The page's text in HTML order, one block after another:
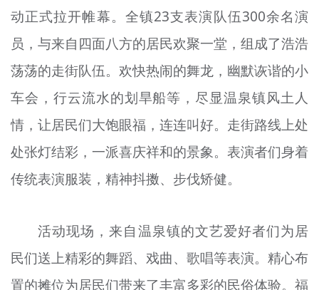
动正式拉开帷幕。全镇23支表演队伍300余名演
员，与来自四面八方的居民欢聚一堂，组成了浩浩
荡荡的走街队伍。欢快热闹的舞龙，幽默诙谐的小
车会，行云流水的划旱船等，尽显温泉镇风土人
情，让居民们大饱眼福，连连叫好。走街路线上处
处张灯结彩，一派喜庆祥和的景象。表演者们身着
传统表演服装，精神抖擞、步伐矫健。
活动现场，来自温泉镇的文艺爱好者们为居
民们送上精彩的舞蹈、戏曲、歌唱等表演。精心布
置的摊位为居民们带来了丰富多彩的民俗体验。福